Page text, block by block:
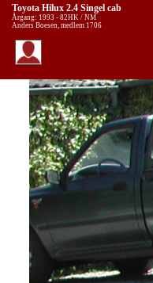
Toyota Hilux 2.4 Singel cab
Årgang: 1993 - 82HK / NM
Anders Boesen, medlem 1706